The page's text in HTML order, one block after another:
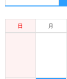
日 月